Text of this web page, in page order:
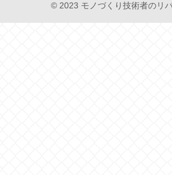
© 2023 モノづくり技術者のリ